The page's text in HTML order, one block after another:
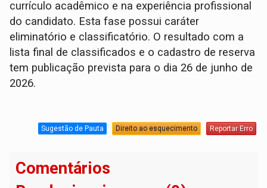
currículo acadêmico e na experiência profissional
do candidato. Esta fase possui caráter
eliminatório e classificatório. O resultado com a
lista final de classificados e o cadastro de reserva
tem publicação prevista para o dia 26 de junho de
2026.
Sugestão de Pauta Direito ao esquecimento Reportar Erro
Comentários